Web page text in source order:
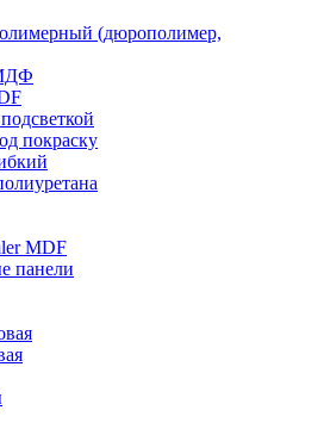
(дюрополимер,
покраску
MDF
панели